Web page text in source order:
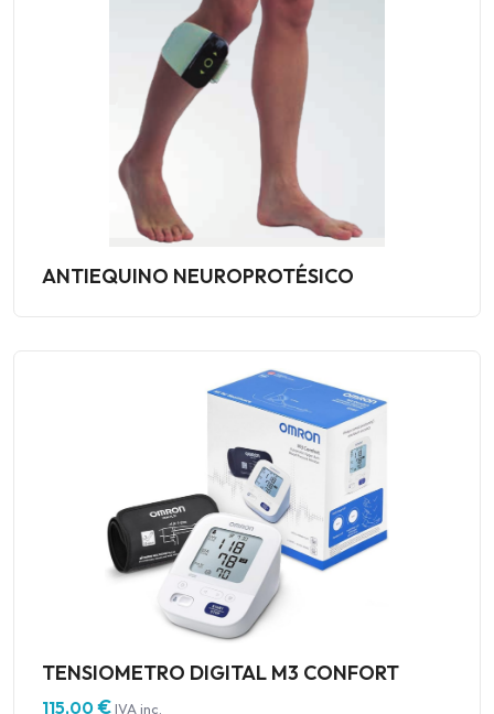
ANTIEQUINO NEUROPROTÉSICO
TENSIOMETRO DIGITAL M3 CONFORT
115,00€IVA inc.